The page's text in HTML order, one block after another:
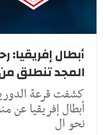
أبطال إفريقيا:
المجد تنطلق
كشفت قرعة
أبطال إفريقيا عن
نحو ال